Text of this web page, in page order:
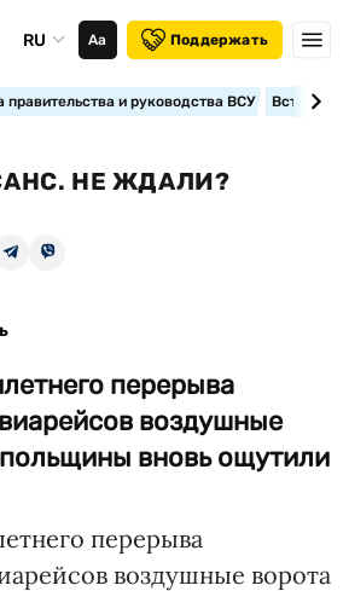
RU Аа Поддержать
правительства и руководства ВСУ
НЕ ЖДАЛИ?
перерыва
воздушные
вновь ощутили
перерыва
воздушные ворота